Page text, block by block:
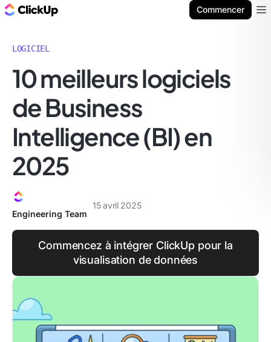
Commencer
LOGICIEL
10 meilleurs logiciels
de Business
Intelligence (BI) en
2025
Engineering Team
15 avril 2025
Commencez à intégrer ClickUp pour la
visualisation de données